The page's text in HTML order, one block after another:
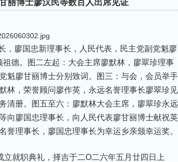
丽博士廖汉民等数百人出席见证
廖国忠新理事长，人民代表，民主党副党魁廖
德。图二左起：大会主席廖默林，廖翠珍理事
魁廖甘丽博士分别致词。图三：与会，会员举手
林，荣誉顾问廖作英，永远名誉理事长廖翠珍见
清册。图五至六：廖默林大会主席，廖翠珍永远
向廖国忠理事长，向人民代表廖甘丽博士献祝英
誉理事长，廖国忠理事长为幸运乡亲颁幸运奖。
就职典礼，择吉于二O二六年五月廿四日上